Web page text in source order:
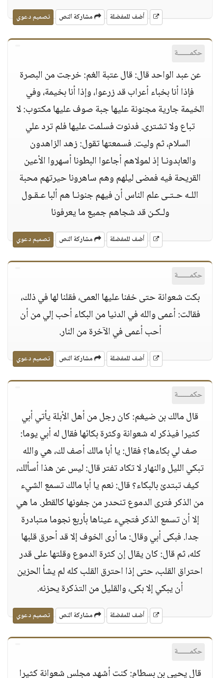
أضف للمفضلة مشاركة النص تصميم دعوي
حكمــــــة
عن عبد الواحد قال: قال عتبة الغم: خرجت من البصرة
فإذا أنا بخباء أعراب قد زرعوا، وإذا أنا بخيمة، وفي
الخيمة جارية مجنونة عليها جبة صوف عليها مكتوب: لا
تباع ولا تشترى. فدنوت فسلمت عليها فلم ترد علي
السلام، ثم وليت. فسمعتها تقول: زهد الزاهدون
والعابدونـا إذ لمولاهم أجاعوا البطونا أسهروا الأعين
القريحة فيه فمضى ليلهم وهم ساهرونا حيرتهم محبة
اللـه حـتـى علم الناس أن فيهم جنونـا هم ألبا عـقـول
ولـكـن قد شجاهم جميع ما يعرفونا
أضف للمفضلة مشاركة النص تصميم دعوي
حكمــــــة
بكت شعوانة حتى خفنا عليها العمى، فقلنا لها في ذلك،
فقالت: أعمى والله في الدنيا من البكاء أحب إلي من أن
أحب أعمى في الآخرة من النار.
أضف للمفضلة مشاركة النص تصميم دعوي
حكمــــــة
قال مالك بن ضيغم: كان رجل من أهل الأبلة يأتي أبي
كثيرا فيذكر له شعوانة وكثرة بكائها فقال له أبي يوما:
صف لي بكاءها؟ فقال: يا أبا مالك أصف لك، هي والله
تبكي الليل والنهار لا تكاد تفتر قال: ليس عن هذا أسألك،
كيف تبتدئ بالبكاء؟ قال: نعم يا أبا مالك تسمع الشيء
من الذكر فترى الدموع تنحدر من جفونها كالقطر. ما هي
إلا أن تسمع الذكر فتجيء عيناها بأربع نجوما متبادرة
جدا. فبكى أبي وقال: ما أرى الخوف إلا قد أحرق قلبها
كله، ثم قال: كان يقال إن كثرة الدموع وقلتها على قدر
احتراق القلب، حتى إذا احترق القلب كله لم يشأ الحزين
أن يبكي إلا بكى، والقليل من التذكرة يحزنه.
أضف للمفضلة مشاركة النص تصميم دعوي
حكمــــــة
قال يحيى بن بسطام: كنت أشهد مجلس شعوانة كثيرا